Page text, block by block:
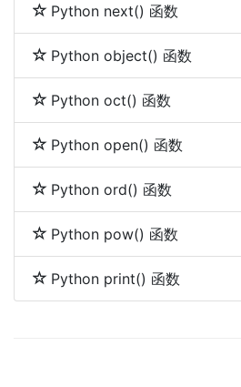
Python next() 函数
Python object() 函数
Python oct() 函数
Python open() 函数
Python ord() 函数
Python pow() 函数
Python print() 函数